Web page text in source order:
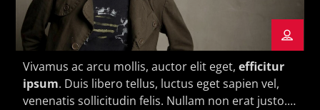
Vivamus ac arcu mollis, auctor elit eget,efficitur
ipsum. Duis libero tellus, luctus eget sapien vel,
venenatis sollicitudin felis. Nullam non erat justo.